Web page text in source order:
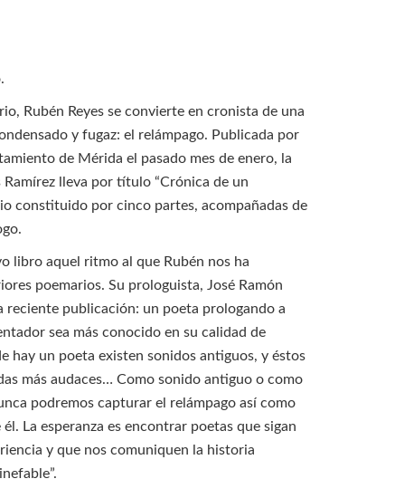
Rubén Reyes se convierte en cronista de una
y fugaz: el relámpago. Publicada por
de Mérida el pasado mes de enero, la
Ramírez lleva por título “Crónica de un
constituido por cinco partes, acompañadas de
libro aquel ritmo al que Rubén nos ha
poemarios. Su prologuista, José Ramón
reciente publicación: un poeta prologando a
sea más conocido en su calidad de
hay un poeta existen sonidos antiguos, y éstos
más audaces… Como sonido antiguo o como
podremos capturar el relámpago así como
La esperanza es encontrar poetas que sigan
y que nos comuniquen la historia